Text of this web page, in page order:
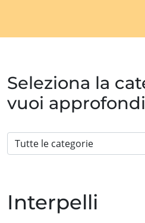
Seleziona la
vuoi
Interpelli